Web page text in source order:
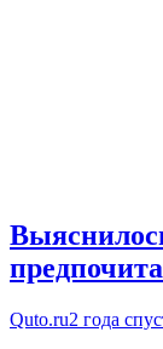
Quto.ru2 года